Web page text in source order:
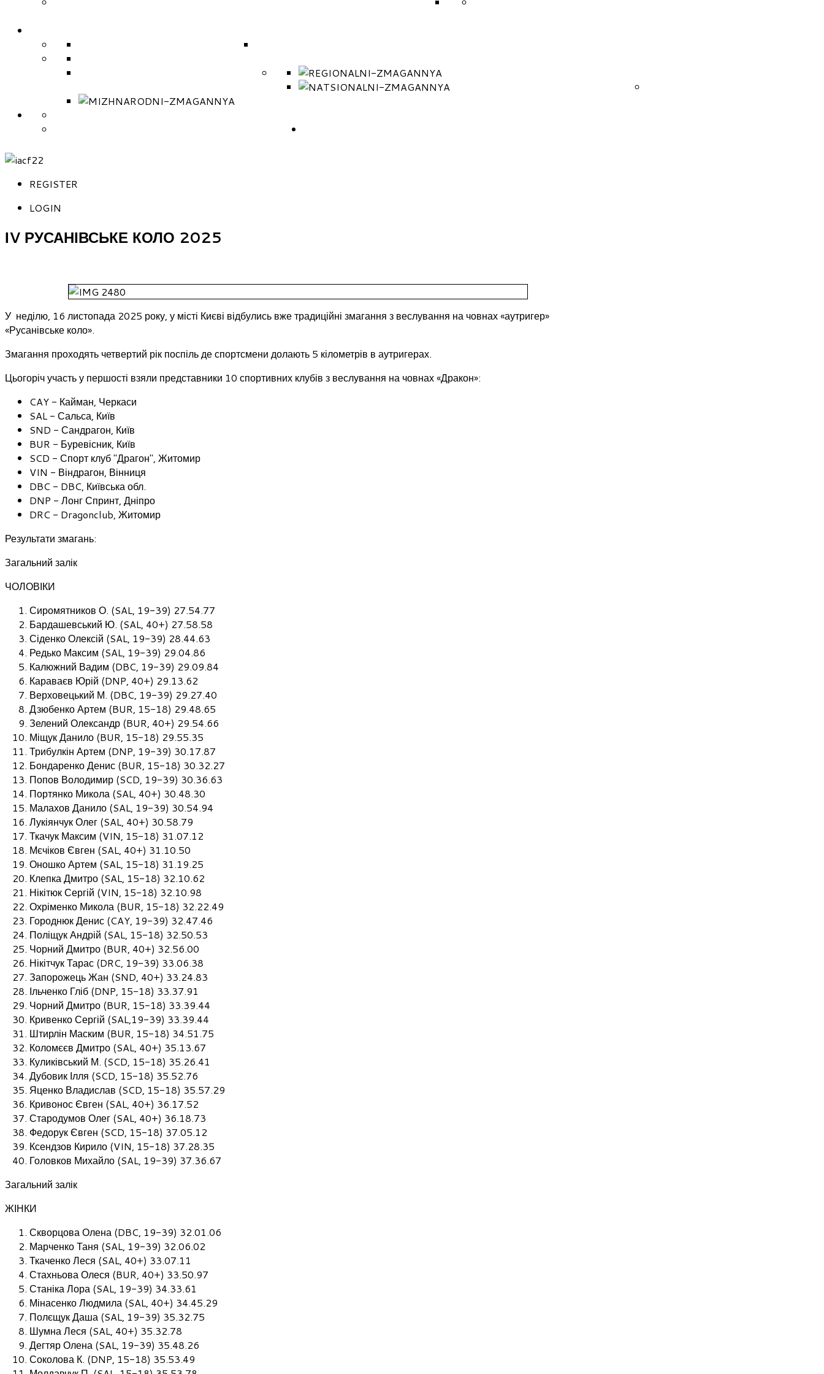
МІЖНАРОДНІ ЗМАГАННЯ (РЕГЛАМЕНТ)
НАЦІОНАЛЬНІ ЗМАГАННЯ (ПРОТОКОЛИ)
СКЛАД НАЦІОНАЛЬНОЇ ЗБІРНОЇ КОМАНДИ УКРАЇНИ
REGISTER
LOGIN
ІV РУСАНІВСЬКЕ КОЛО 2025
У неділю, 16 листопада 2025 року, у місті Києві відбулись вже традиційні змагання з веслування на човнах «аутригер»
«Русанівське коло».
Змагання проходять четвертий рік поспіль де спортсмени долають 5 кілометрів в аутригерах.
Цьогоріч участь у першості взяли представники 10 спортивних клубів з веслування на човнах «Дракон»:
CAY - Кайман, Черкаси
SAL - Сальса, Київ
SND - Сандрагон, Київ
BUR - Буревісник, Київ
SCD - Спорт клуб "Драгон", Житомир
VIN - Віндрагон, Вінниця
DBC - DBC, Київська обл.
DNP - Лонг Спринт, Дніпро
DRC - Dragonclub, Житомир
Результати змагань:
Загальний залік
ЧОЛОВІКИ
Сиромятников О. (SAL, 19-39) 27.54.77
Бардашевський Ю. (SAL, 40+) 27.58.58
Сіденко Олексій (SAL, 19-39) 28.44.63
Редько Максим (SAL, 19-39) 29.04.86
Калюжний Вадим (DBC, 19-39) 29.09.84
Караваєв Юрій (DNP, 40+) 29.13.62
Верховецький М. (DBC, 19-39) 29.27.40
Дзюбенко Артем (BUR, 15-18) 29.48.65
Зелений Олександр (BUR, 40+) 29.54.66
Міщук Данило (BUR, 15-18) 29.55.35
Трибулкін Артем (DNP, 19-39) 30.17.87
Бондаренко Денис (BUR, 15-18) 30.32.27
Попов Володимир (SCD, 19-39) 30.36.63
Портянко Микола (SAL, 40+) 30.48.30
Малахов Данило (SAL, 19-39) 30.54.94
Лукіянчук Олег (SAL, 40+) 30.58.79
Ткачук Максим (VIN, 15-18) 31.07.12
Мєчіков Євген (SAL, 40+) 31.10.50
Оношко Артем (SAL, 15-18) 31.19.25
Клепка Дмитро (SAL, 15-18) 32.10.62
Нікітюк Сергій (VIN, 15-18) 32.10.98
Охріменко Микола (BUR, 15-18) 32.22.49
Городнюк Денис (CAY, 19-39) 32.47.46
Поліщук Андрій (SAL, 15-18) 32.50.53
Чорний Дмитро (BUR, 40+) 32.56.00
Нікітчук Тарас (DRC, 19-39) 33.06.38
Запорожець Жан (SND, 40+) 33.24.83
Ільченко Гліб (DNP, 15-18) 33.37.91
Чорний Дмитро (BUR, 15-18) 33.39.44
Кривенко Сергій (SAL,19-39) 33.39.44
Штирлін Маским (BUR, 15-18) 34.51.75
Коломєєв Дмитро (SAL, 40+) 35.13.67
Куликівський М. (SCD, 15-18) 35.26.41
Дубовик Ілля (SCD, 15-18) 35.52.76
Яценко Владислав (SCD, 15-18) 35.57.29
Кривонос Євген (SAL, 40+) 36.17.52
Стародумов Олег (SAL, 40+) 36.18.73
Федорук Євген (SCD, 15-18) 37.05.12
Ксендзов Кирило (VIN, 15-18) 37.28.35
Головков Михайло (SAL, 19-39) 37.36.67
Загальний залік
ЖІНКИ
Скворцова Олена (DBC, 19-39) 32.01.06
Марченко Таня (SAL, 19-39) 32.06.02
Ткаченко Леся (SAL, 40+) 33.07.11
Стахньова Олеся (BUR, 40+) 33.50.97
Станіка Лора (SAL, 19-39) 34.33.61
Мінасенко Людмила (SAL, 40+) 34.45.29
Полєщук Даша (SAL, 19-39) 35.32.75
Шумна Леся (SAL, 40+) 35.32.78
Дегтяр Олена (SAL, 19-39) 35.48.26
Соколова К. (DNP, 15-18) 35.53.49